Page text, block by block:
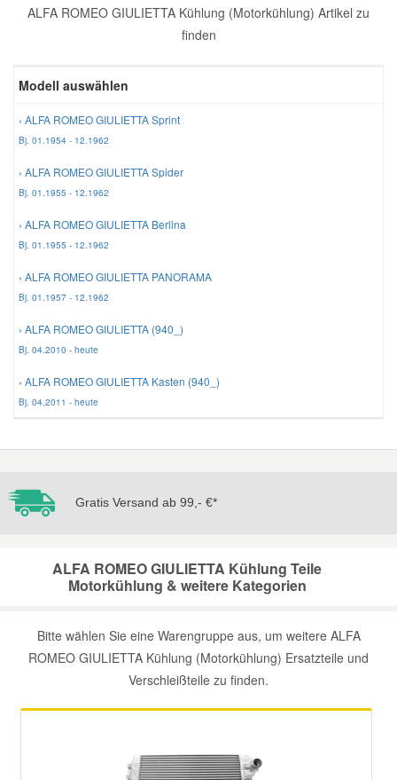
ALFA ROMEO GIULIETTA Kühlung (Motorkühlung) Artikel zu
finden
Modell auswählen
› ALFA ROMEO GIULIETTA Sprint
Bj. 01.1954 - 12.1962
› ALFA ROMEO GIULIETTA Spider
Bj. 01.1955 - 12.1962
› ALFA ROMEO GIULIETTA Berlina
Bj. 01.1955 - 12.1962
› ALFA ROMEO GIULIETTA PANORAMA
Bj. 01.1957 - 12.1962
› ALFA ROMEO GIULIETTA (940_)
Bj. 04.2010 - heute
› ALFA ROMEO GIULIETTA Kasten (940_)
Bj. 04.2011 - heute
Gratis Versand ab 99,- €*
ALFA ROMEO GIULIETTA Kühlung Teile
Motorkühlung & weitere Kategorien
Bitte wählen Sie eine Warengruppe aus, um weitere ALFA
ROMEO GIULIETTA Kühlung (Motorkühlung) Ersatzteile und
Verschleißteile zu finden.
Zündanlage und Glühanlage
Karosserie Werkzeug
Werkstattbedarf
Winter-Autozubehör
Daihatsu Ersatzteile
Hyundai Ersatzteile
Jeep Ersatzteile
Kia Ersatzteile
Lancia Ersatzteile
Mitsubishi Ersatzteile
Nissan Ersatzteile
Porsche Ersatzteile